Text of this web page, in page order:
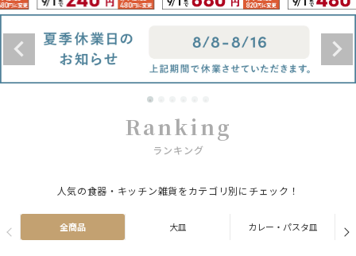
Ranking
ランキング
人気の食器・キッチン雑貨をカテゴリ別にチェック！
全商品 大皿 カレー・パスタ皿